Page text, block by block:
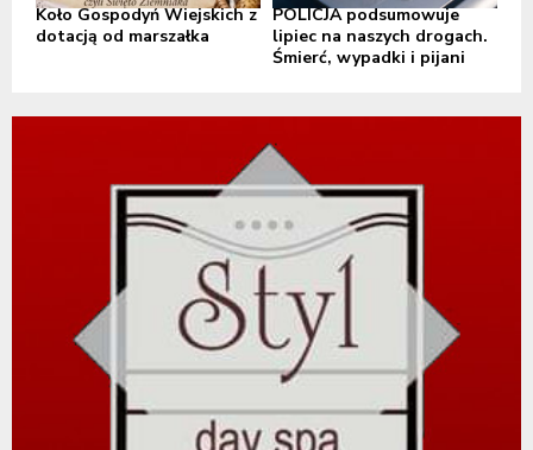
Koło Gospodyń Wiejskich z
dotacją od marszałka
POLICJA podsumowuje
lipiec na naszych drogach.
Śmierć, wypadki i pijani